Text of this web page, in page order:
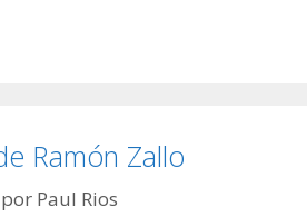
Ramón Zallo
por Paul Rios